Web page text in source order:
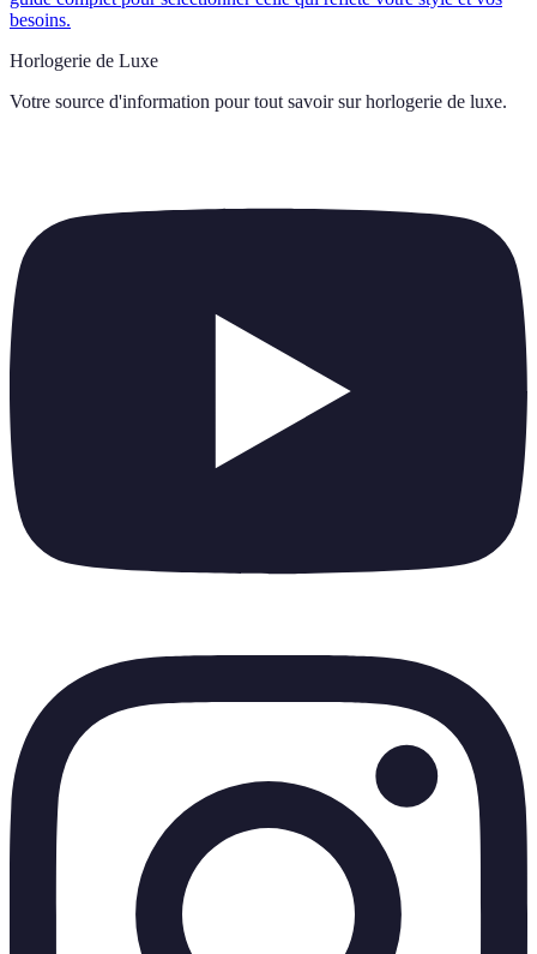
besoins.
Horlogerie de Luxe
Votre source d'information pour tout savoir sur horlogerie de luxe.